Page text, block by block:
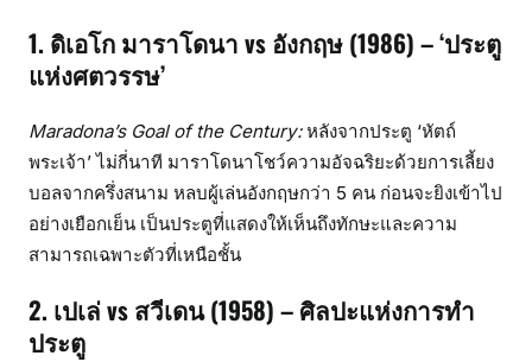
1. ดิเอโก มาราโดนา vs อังกฤษ (1986) – ‘ประตู
แห่งศตวรรษ’
Maradona’s Goal of the Century:หลังจากประตู ‘หัตถ์
พระเจ้า’ ไม่กี่นาที มาราโดนาโชว์ความอัจฉริยะด้วยการเลี้ยง
บอลจากครึ่งสนาม หลบผู้เล่นอังกฤษกว่า 5 คน ก่อนจะยิงเข้าไป
อย่างเยือกเย็น เป็นประตูที่แสดงให้เห็นถึงทักษะและความ
สามารถเฉพาะตัวที่เหนือชั้น
2. เปเล่ vs สวีเดน (1958) – ศิลปะแห่งการทำ
ประตู